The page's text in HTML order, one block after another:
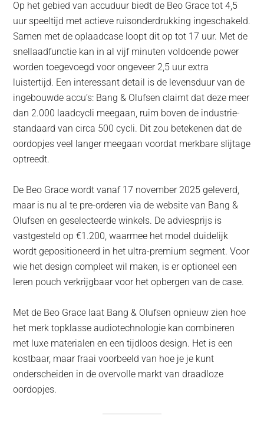
Op het gebied van accuduur biedt de Beo Grace tot 4,5
uur speeltijd met actieve ruisonderdrukking ingeschakeld.
Samen met de oplaadcase loopt dit op tot 17 uur. Met de
snellaadfunctie kan in al vijf minuten voldoende power
worden toegevoegd voor ongeveer 2,5 uur extra
luistertijd. Een interessant detail is de levensduur van de
ingebouwde accu’s: Bang & Olufsen claimt dat deze meer
dan 2.000 laadcycli meegaan, ruim boven de industrie-
standaard van circa 500 cycli. Dit zou betekenen dat de
oordopjes veel langer meegaan voordat merkbare slijtage
optreedt.
De Beo Grace wordt vanaf 17 november 2025 geleverd,
maar is nu al te pre-orderen via de website van Bang &
Olufsen en geselecteerde winkels. De adviesprijs is
vastgesteld op €1.200, waarmee het model duidelijk
wordt gepositioneerd in het ultra-premium segment. Voor
wie het design compleet wil maken, is er optioneel een
leren pouch verkrijgbaar voor het opbergen van de case.
Met de Beo Grace laat Bang & Olufsen opnieuw zien hoe
het merk topklasse audiotechnologie kan combineren
met luxe materialen en een tijdloos design. Het is een
kostbaar, maar fraai voorbeeld van hoe je je kunt
onderscheiden in de overvolle markt van draadloze
oordopjes.